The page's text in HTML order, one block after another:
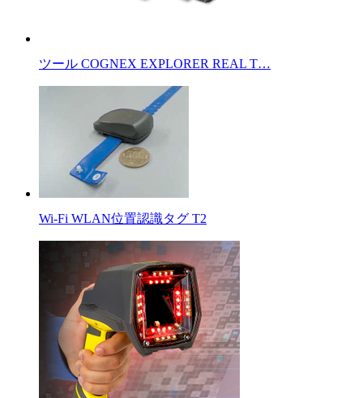
ツール COGNEX EXPLORER REAL T…
Wi-Fi WLAN位置認識タグ T2